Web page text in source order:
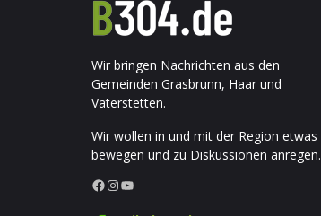
Wir bringen Nachrichten aus den
Gemeinden Grasbrunn, Haar und
Vaterstetten.
Wir wollen in und mit der Region etwas
bewegen und zu Diskussionen anregen.
Facebook InstagramYouTube